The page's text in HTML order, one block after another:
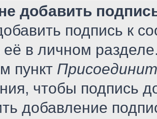
добавить
подпись к
её в личном
пункт
чтобы подпись
добавление